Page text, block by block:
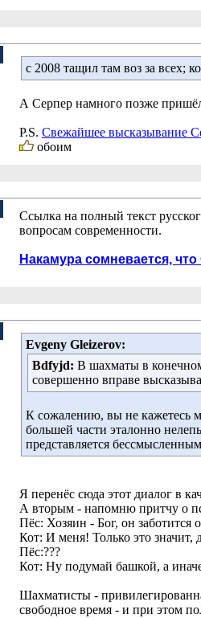
с 2008 тащил там воз за всех;
А Серпер намного позже
P.S. Свежайшее высказывание
обоим
Ссылка на полный текст
вопросам современности.
Накамура сомневается,
Evgeny Gleizerov:
Bdfyjd: В шахматы в
совершенно вправе
К сожалению, вы не кажетесь
большей части эталонно
представляется
Я перенёс сюда этот диалог в
А вторым - напомню притчу о
Пёс: Хозяин - Бог, он заботится
Кот: И меня! Только это значит,
Пёс:???
Кот: Ну подумай башкой, а
Шахматисты -
свободное время - и при этом